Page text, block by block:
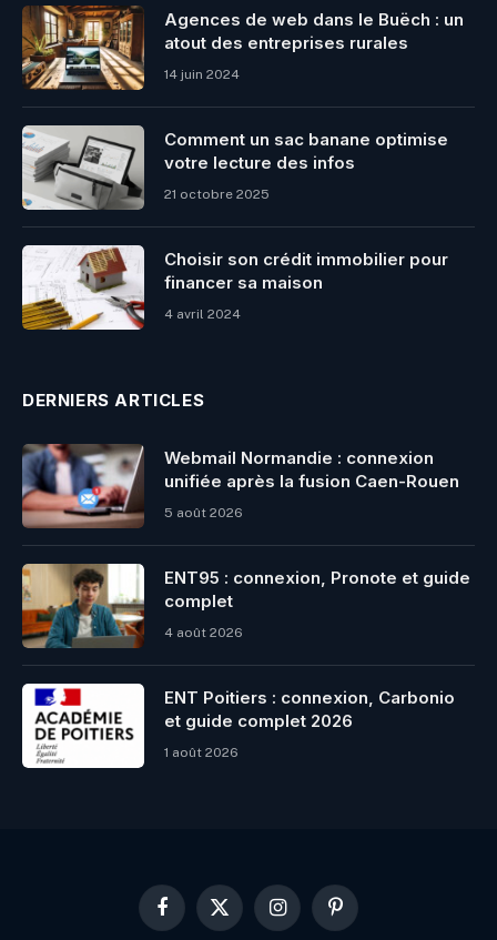
Agences de web dans le Buëch : un
atout des entreprises rurales
14 juin 2024
Comment un sac banane optimise
votre lecture des infos
21 octobre 2025
Choisir son crédit immobilier pour
financer sa maison
4 avril 2024
DERNIERS ARTICLES
Webmail Normandie : connexion
unifiée après la fusion Caen-Rouen
5 août 2026
ENT95 : connexion, Pronote et guide
complet
4 août 2026
ENT Poitiers : connexion, Carbonio
et guide complet 2026
1 août 2026
Facebook
X
InstagramPinterest